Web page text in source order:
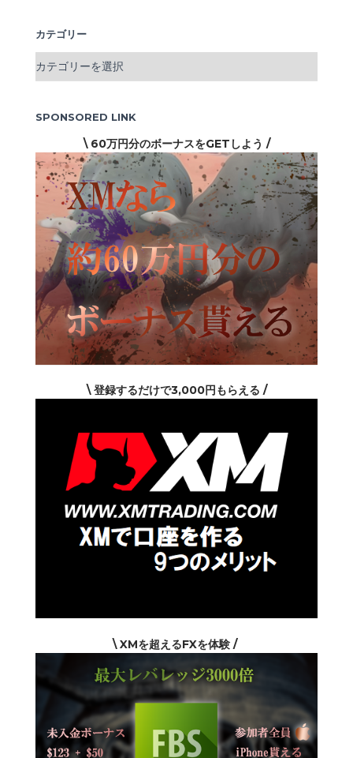
カテゴリー
カ
リ
SPONSORED LINK
\ 60万円分のボーナスをGETしよう /
\ 登録するだけで3,000円もらえる /
\ XMを超えるFXを体験 /